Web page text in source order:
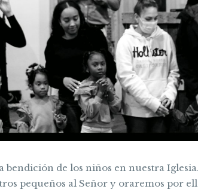
bendición de los niños en nuestra
pequeños al Señor y oraremos por